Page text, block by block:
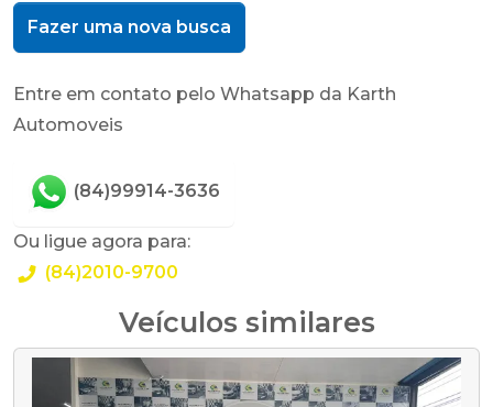
Fazer uma nova busca
Entre em contato pelo Whatsapp da Karth
Automoveis
(84)99914-3636
Ou ligue agora para:
(84)2010-9700
Veículos similares